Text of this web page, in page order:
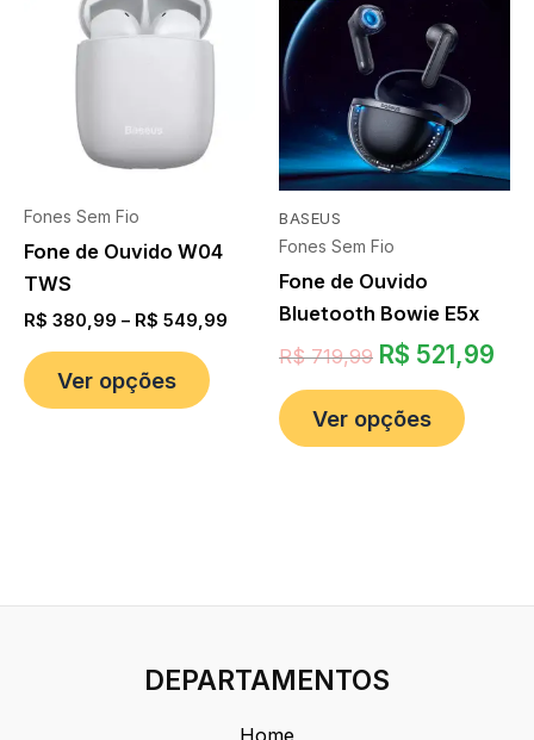
Fones Sem Fio
Fone de Ouvido W04
TWS
R$ 380,99 – R$ 549,99
Ver opções
BASEUS
Fones Sem Fio
Fone de Ouvido
Bluetooth Bowie E5x
R$719,99 R$ 521,99
Ver opções
DEPARTAMENTOS